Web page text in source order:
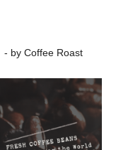
- by Coffee Roast